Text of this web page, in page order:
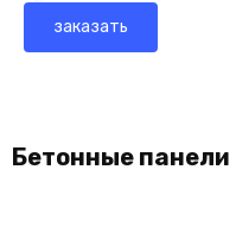
заказать
Бетонные панели